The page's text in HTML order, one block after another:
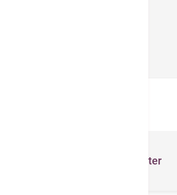
24 Hours Urgent Care Center